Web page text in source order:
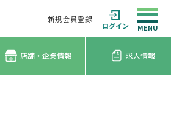
新規会員登録
ログイン
店舗・企業情報 求人情報